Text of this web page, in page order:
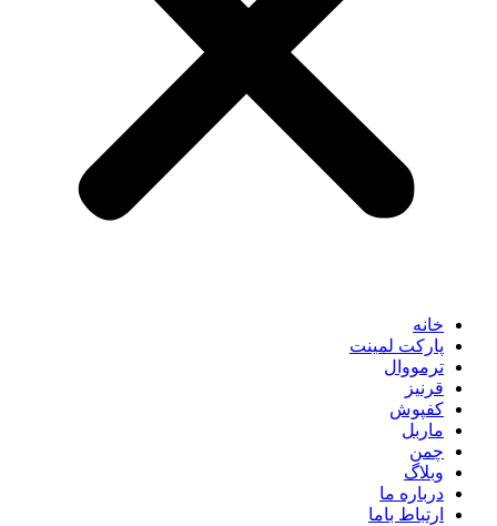
خانه
پارکت لمینت
ترمووال
قرنیز
کفپوش
ماربل
چمن
وبلاگ
درباره ما
ارتباط باما